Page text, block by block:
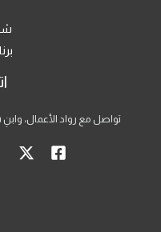
تواصل مع رواد الأعمال، وابنِ